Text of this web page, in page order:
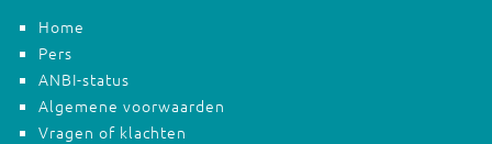
Home
Pers
ANBI-status
Algemene voorwaarden
Vragen of klachten